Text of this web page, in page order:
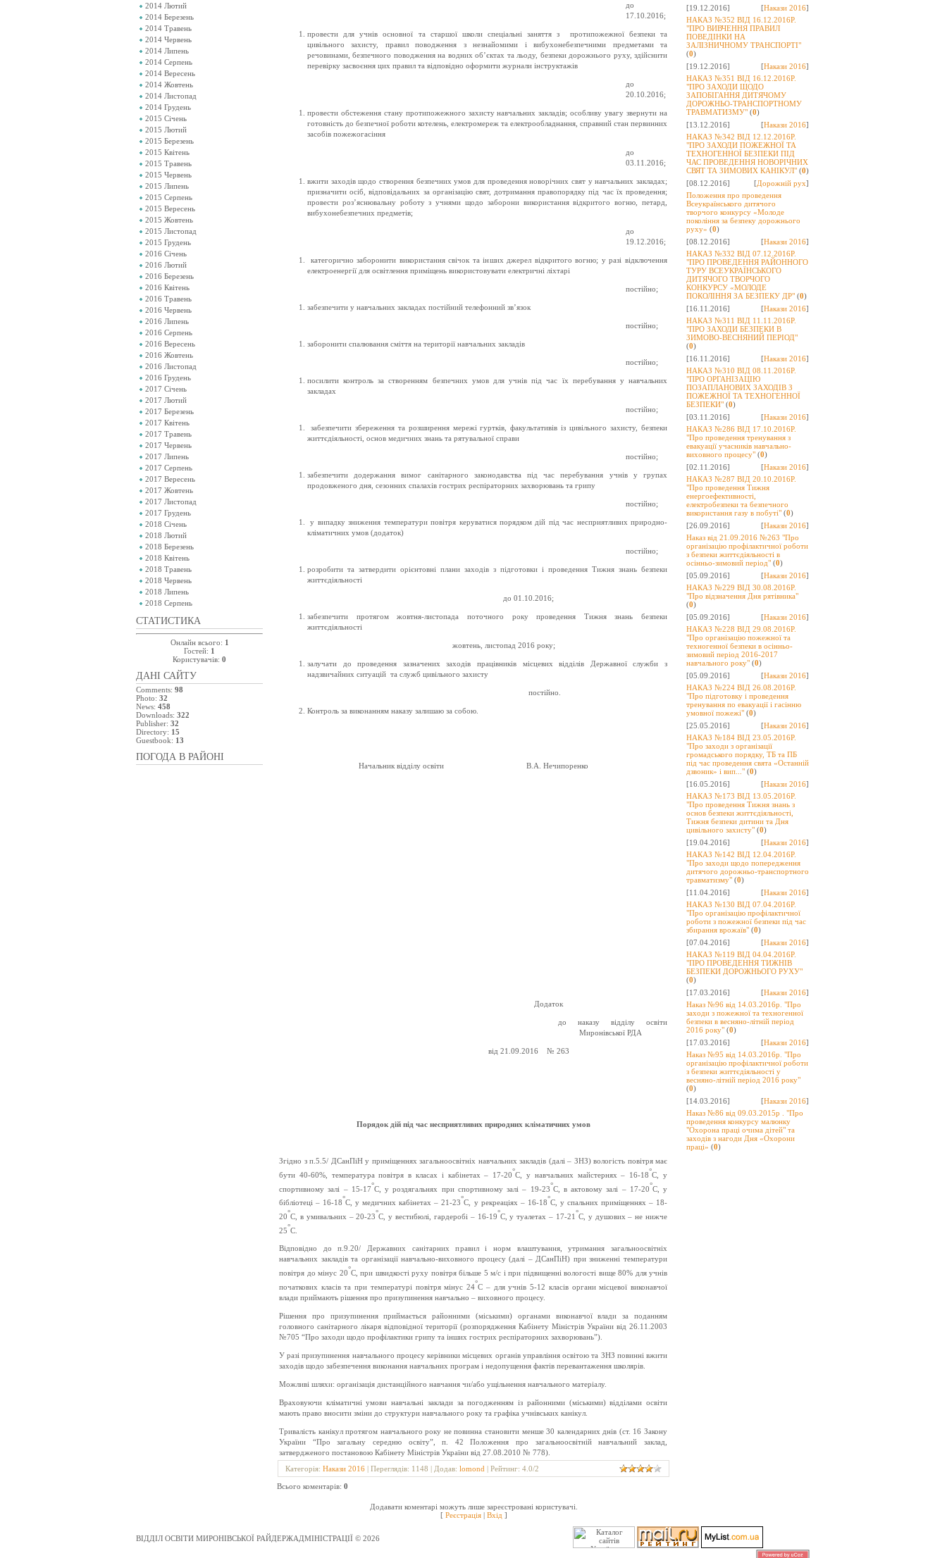
2014 Лютий
2014 Березень
2014 Травень
2014 Червень
2014 Липень
2014 Серпень
2014 Вересень
2014 Жовтень
2014 Листопад
2014 Грудень
2015 Січень
2015 Лютий
2015 Березень
2015 Квітень
2015 Травень
2015 Червень
2015 Липень
2015 Серпень
2015 Вересень
2015 Жовтень
2015 Листопад
2015 Грудень
2016 Січень
2016 Лютий
2016 Березень
2016 Квітень
2016 Травень
2016 Червень
2016 Липень
2016 Серпень
2016 Вересень
2016 Жовтень
2016 Листопад
2016 Грудень
2017 Січень
2017 Лютий
2017 Березень
2017 Квітень
2017 Травень
2017 Червень
2017 Липень
2017 Серпень
2017 Вересень
2017 Жовтень
2017 Листопад
2017 Грудень
2018 Січень
2018 Лютий
2018 Березень
2018 Квітень
2018 Травень
2018 Червень
2018 Липень
2018 Серпень
СТАТИСТИКА
Онлайн всього: 1
Гостей: 1
Користувачів: 0
ДАНІ САЙТУ
Comments: 98
Photo: 32
News: 458
Downloads: 322
Publisher: 32
Directory: 15
Guestbook: 13
ПОГОДА В РАЙОНІ
[19.12.2016]
[Накази 2016]
НАКАЗ №352 ВІД 16.12.2016Р.
"ПРО ВИВЧЕННЯ ПРАВИЛ
ПОВЕДІНКИ НА
ЗАЛІЗНИЧНОМУ ТРАНСПОРТІ"
(0)
[19.12.2016]
[Накази 2016]
НАКАЗ №351 ВІД 16.12.2016Р.
"ПРО ЗАХОДИ ЩОДО
ЗАПОБІГАННЯ ДИТЯЧОМУ
ДОРОЖНЬО-ТРАНСПОРТНОМУ
ТРАВМАТИЗМУ" (0)
[13.12.2016]
[Накази 2016]
НАКАЗ №342 ВІД 12.12.2016Р.
"ПРО ЗАХОДИ ПОЖЕЖНОЇ ТА
ТЕХНОГЕННОЇ БЕЗПЕКИ ПІД
ЧАС ПРОВЕДЕННЯ НОВОРІЧНИХ
СВЯТ ТА ЗИМОВИХ КАНІКУЛ" (0)
[08.12.2016]
[Дорожній рух]
Положення про проведення
Всеукраїнського дитячого
творчого конкурсу «Молоде
покоління за безпеку дорожнього
руху» (0)
[08.12.2016]
[Накази 2016]
НАКАЗ №332 ВІД 07.12.2016Р.
"ПРО ПРОВЕДЕННЯ РАЙОННОГО
ТУРУ ВСЕУКРАЇНСЬКОГО
ДИТЯЧОГО ТВОРЧОГО
КОНКУРСУ «МОЛОДЕ
ПОКОЛІННЯ ЗА БЕЗПЕКУ ДР" (0)
[16.11.2016]
[Накази 2016]
НАКАЗ №311 ВІД 11.11.2016Р.
"ПРО ЗАХОДИ БЕЗПЕКИ В
ЗИМОВО-ВЕСНЯНИЙ ПЕРІОД"
(0)
[16.11.2016]
[Накази 2016]
НАКАЗ №310 ВІД 08.11.2016Р.
"ПРО ОРГАНІЗАЦІЮ
ПОЗАПЛАНОВИХ ЗАХОДІВ З
ПОЖЕЖНОЇ ТА ТЕХНОГЕННОЇ
БЕЗПЕКИ" (0)
[03.11.2016]
[Накази 2016]
НАКАЗ №286 ВІД 17.10.2016Р.
"Про проведення тренування з
евакуації учасників навчально-
виховного процесу" (0)
[02.11.2016]
[Накази 2016]
НАКАЗ №287 ВІД 20.10.2016Р.
"Про проведення Тижня
енергоефективності,
електробезпеки та безпечного
використання газу в побуті" (0)
[26.09.2016]
[Накази 2016]
Наказ від 21.09.2016 №263 "Про
організацію профілактичної роботи
з безпеки життєдіяльності в
осінньо-зимовий період" (0)
[05.09.2016]
[Накази 2016]
НАКАЗ №229 ВІД 30.08.2016Р.
"Про відзначення Дня рятівника"
(0)
[05.09.2016]
[Накази 2016]
НАКАЗ №228 ВІД 29.08.2016Р.
"Про організацію пожежної та
техногенної безпеки в осінньо-
зимовий період 2016-2017
навчального року" (0)
[05.09.2016]
[Накази 2016]
НАКАЗ №224 ВІД 26.08.2016Р.
"Про підготовку і проведення
тренування по евакуації і гасінню
умовної пожежі" (0)
[25.05.2016]
[Накази 2016]
НАКАЗ №184 ВІД 23.05.2016Р.
"Про заходи з організації
громадського порядку, ТБ та ПБ
під час проведення свята «Останній
дзвоник» і вип..." (0)
[16.05.2016]
[Накази 2016]
НАКАЗ №173 ВІД 13.05.2016Р.
"Про проведення Тижня знань з
основ безпеки життєдіяльності,
Тижня безпеки дитини та Дня
цивільного захисту" (0)
[19.04.2016]
[Накази 2016]
НАКАЗ №142 ВІД 12.04.2016Р.
"Про заходи щодо попередження
дитячого дорожньо-транспортного
травматизму" (0)
[11.04.2016]
[Накази 2016]
НАКАЗ №130 ВІД 07.04.2016Р.
"Про організацію профілактичної
роботи з пожежної безпеки під час
збирання врожаїв" (0)
[07.04.2016]
[Накази 2016]
НАКАЗ №119 ВІД 04.04.2016Р.
"ПРО ПРОВЕДЕННЯ ТИЖНІВ
БЕЗПЕКИ ДОРОЖНЬОГО РУХУ"
(0)
[17.03.2016]
[Накази 2016]
Наказ №96 від 14.03.2016р. "Про
заходи з пожежної та техногенної
безпеки в весняно-літній період
2016 року" (0)
[17.03.2016]
[Накази 2016]
Наказ №95 від 14.03.2016р. "Про
організацію профілактичної роботи
з безпеки життєдіяльності у
весняно-літній період 2016 року"
(0)
[14.03.2016]
[Накази 2016]
Наказ №86 від 09.03.2015р . "Про
проведення конкурсу малюнку
"Охорона праці очима дітей" та
заходів з нагоди Дня «Охорони
праці» (0)
до
17.10.2016;
провести для учнів основної та старшої школи спеціальні заняття з протипожежної безпеки та
цивільного захисту, правил поводження з незнайомими і вибухонебезпечними предметами та
речовинами, безпечного поводження на водних об’єктах та льоду, безпеки дорожнього руху, здійснити
перевірку засвоєння цих правил та відповідно оформити журнали інструктажів
до
20.10.2016;
провести обстеження стану протипожежного захисту навчальних закладів; особливу увагу звернути на
готовність до безпечної роботи котелень, електромереж та електрообладнання, справний стан первинних
засобів пожежогасіння
до
03.11.2016;
вжити заходів щодо створення безпечних умов для проведення новорічних свят у навчальних закладах;
призначити осіб, відповідальних за організацію свят, дотримання правопорядку під час їх проведення;
провести роз’яснювальну роботу з учнями щодо заборони використання відкритого вогню, петард,
вибухонебезпечних предметів;
до
19.12.2016;
категорично заборонити використання свічок та інших джерел відкритого вогню; у разі відключення
електроенергії для освітлення приміщень використовувати електричні ліхтарі
постійно;
забезпечити у навчальних закладах постійний телефонний зв’язок
постійно;
заборонити спалювання сміття на території навчальних закладів
постійно;
посилити контроль за створенням безпечних умов для учнів під час їх перебування у навчальних
закладах
постійно;
забезпечити збереження та розширення мережі гуртків, факультативів із цивільного захисту, безпеки
життєдіяльності, основ медичних знань та рятувальної справи
постійно;
забезпечити додержання вимог санітарного законодавства під час перебування учнів у групах
продовженого дня, сезонних спалахів гострих респіраторних захворювань та грипу
постійно;
у випадку зниження температури повітря керуватися порядком дій під час несприятливих природно-
кліматичних умов (додаток)
постійно;
розробити та затвердити орієнтовні плани заходів з підготовки і проведення Тижня знань безпеки
життєдіяльності
до 01.10.2016;
забезпечити протягом жовтня-листопада поточного року проведення Тижня знань безпеки
життєдіяльності
жовтень, листопад 2016 року;
залучати до проведення зазначених заходів працівників місцевих відділів Державної служби з
надзвичайних ситуацій та служб цивільного захисту
постійно.
Контроль за виконанням наказу залишаю за собою.
Начальник відділу освіти В.А. Нечипоренко
Додаток
до наказу відділу освіти
Миронівської РДА
від 21.09.2016 № 263
Порядок дій під час несприятливих природних кліматичних умов
Згідно з п.5.5/ ДСанПіН у приміщеннях загальноосвітніх навчальних закладів (далі – ЗНЗ) вологість повітря має
бути 40-60%, температура повітря в класах і кабінетах – 17-20°С, у навчальних майстернях – 16-18°С, у
спортивному залі – 15-17°С, у роздягальнях при спортивному залі – 19-23°С, в актовому залі – 17-20°С, у
бібліотеці – 16-18°С, у медичних кабінетах – 21-23°С, у рекреаціях – 16-18°С, у спальних приміщеннях – 18-
20°С, в умивальних – 20-23°С, у вестибюлі, гардеробі – 16-19°С, у туалетах – 17-21°С, у душових – не нижче
25°С.
Відповідно до п.9.20/ Державних санітарних правил і норм влаштування, утримання загальноосвітніх
навчальних закладів та організації навчально-виховного процесу (далі – ДСанПіН) при зниженні температури
повітря до мінус 20°С, при швидкості руху повітря більше 5 м/с і при підвищенні вологості вище 80% для учнів
початкових класів та при температурі повітря мінус 24°С – для учнів 5-12 класів органи місцевої виконавчої
влади приймають рішення про призупинення навчально – виховного процесу.
Рішення про призупинення приймається районними (міськими) органами виконавчої влади за поданням
головного санітарного лікаря відповідної території (розпорядження Кабінету Міністрів України від 26.11.2003
№705 “Про заходи щодо профілактики грипу та інших гострих респіраторних захворювань”).
У разі призупинення навчального процесу керівники місцевих органів управління освітою та ЗНЗ повинні вжити
заходів щодо забезпечення виконання навчальних програм і недопущення фактів перевантаження школярів.
Можливі шляхи: організація дистанційного навчання чи/або ущільнення навчального матеріалу.
Враховуючи кліматичні умови навчальні заклади за погодженням із районними (міськими) відділами освіти
мають право вносити зміни до структури навчального року та графіка учнівських канікул.
Тривалість канікул протягом навчального року не повинна становити менше 30 календарних днів (ст. 16 Закону
України “Про загальну середню освіту”, п. 42 Положення про загальноосвітній навчальний заклад,
затвердженого постановою Кабінету Міністрів України від 27.08.2010 № 778).
Категорія: Накази 2016 | Переглядів: 1148 | Додав: lomond | Рейтинг: 4.0/2
Всього коментарів: 0
Додавати коментарі можуть лише зареєстровані користувачі.
[ Реєстрація| Вхід ]
ВІДДІЛ ОСВІТИ МИРОНІВСЬКОЇ РАЙДЕРЖАДМІНІСТРАЦІЇ © 2026